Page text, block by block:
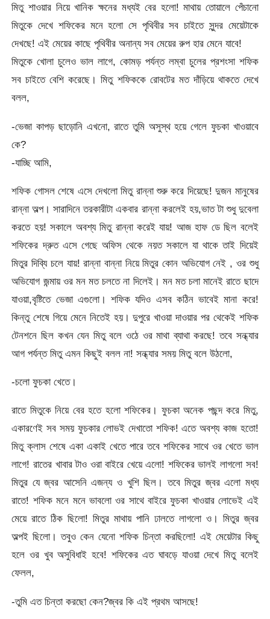
মিতু শাওয়ার নিয়ে খানিক ক্ষনের মধ্যই বের হলো! মাথায় তোয়ালে পেঁচানো
মিতুকে দেখে শফিকের মনে হলো সে পৃথিবীর সব চাইতে সুন্দর মেয়েটাকে
দেখছে! এই মেয়ের কাছে পৃথিবীর অনান্য সব মেয়ের রুপ হার মেনে যাবে!
মিতুকে খোলা চুলেও ভাল লাগে, কোমড় পর্যন্ত লম্বা চুলের প্রশংসা শফিক
সব চাইতে বেশি করেছে। মিতু শফিককে রোবটের মত দাঁড়িয়ে থাকতে দেখে
বলল,
-ভেজা কাপড় ছাড়োনি এখনো, রাতে তুমি অসুস্থ হয়ে গেলে ফুচকা খাওয়াবে
কে?
-যাচ্ছি আমি,
শফিক গোসল শেষে এসে দেখলো মিতু রান্না শুরু করে দিয়েছে! দুজন মানুষের
রান্না অল্প। সারাদিনে তরকারীটা একবার রান্না করলেই হয়,ভাত টা শুধু দুবেলা
করতে হয়! সকালে অবশ্য মিতু রান্না করেই যায়! আজ হাফ ডে ছিল বলেই
শফিকের দ্রুত এসে গেছে অফিস থেকে নয়ত সকালে যা থাকে তাই দিয়েই
মিতুর দিব্যি চলে যায়! রান্না বান্না নিয়ে মিতুর কোন অভিযোগ নেই , ওর শুধু
অভিযোগ জন্মায় ওর মন মত চলতে না দিলেই। মন মত চলা মানেই রাতে ছাদে
যাওয়া,বৃষ্টিতে ভেজা এগুলো। শফিক যদিও এসব কঠিন ভাবেই মানা করে!
কিন্তু শেষে গিয়ে মেনে নিতেই হয়। দুপুরে খাওয়া দাওয়ার পর থেকেই শফিক
টেনশনে ছিল কখন যেন মিতু বলে ওঠে ওর মাথা ব্যাথা করছে! তবে সন্ধ্যার
আগ পর্যন্ত মিতু এমন কিছুই বলল না! সন্ধ্যার সময় মিতু বলে উঠলো,
-চলো ফুচকা খেতে।
রাতে মিতুকে নিয়ে বের হতে হলো শফিকের। ফুচকা অনেক পছন্দ করে মিতু,
একারণেই সব সময় ফুচকার লোভই দেখাতো শফিক! এতে অবশ্য কাজ হতো!
মিতু ক্লাস শেষে একা একাই খেতে পারে তবে শফিকের সাথে ওর খেতে ভাল
লাগে! রাতের খাবার টাও ওরা বাইরে খেয়ে এলো! শফিকের ভালই লাগলো সব!
মিতুর যে জ্বর আসেনি এজন্য ও খুশি ছিল। তবে মিতুর জ্বর এলো মধ্য
রাতে! শফিক মনে মনে ভাবলো ওর সাথে বাইরে ফুচকা খাওয়ার লোভেই এই
মেয়ে রাতে ঠিক ছিলো! মিতুর মাথায় পানি ঢালতে লাগলো ও। মিতুর জ্বর
অল্পই ছিলো। তবুও কেন যেনো শফিক চিন্তা করছিলো! এই মেয়েটার কিছু
হলে ওর খুব অসুবিধাই হবে! শফিকের এত ঘাবড়ে যাওয়া দেখে মিতু বলেই
ফেলল,
-তুমি এত চিন্তা করছো কেন?জ্বর কি এই প্রথম আসছে!